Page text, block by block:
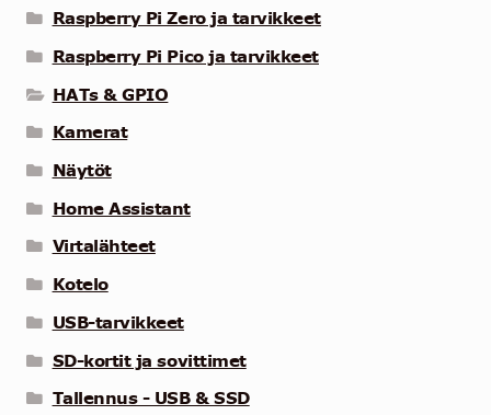
Raspberry Pi Zero ja tarvikkeet
Raspberry Pi Pico ja tarvikkeet
HATs & GPIO
Kamerat
Näytöt
Home Assistant
Virtalähteet
Kotelo
USB-tarvikkeet
SD-kortit ja sovittimet
Tallennus - USB & SSD